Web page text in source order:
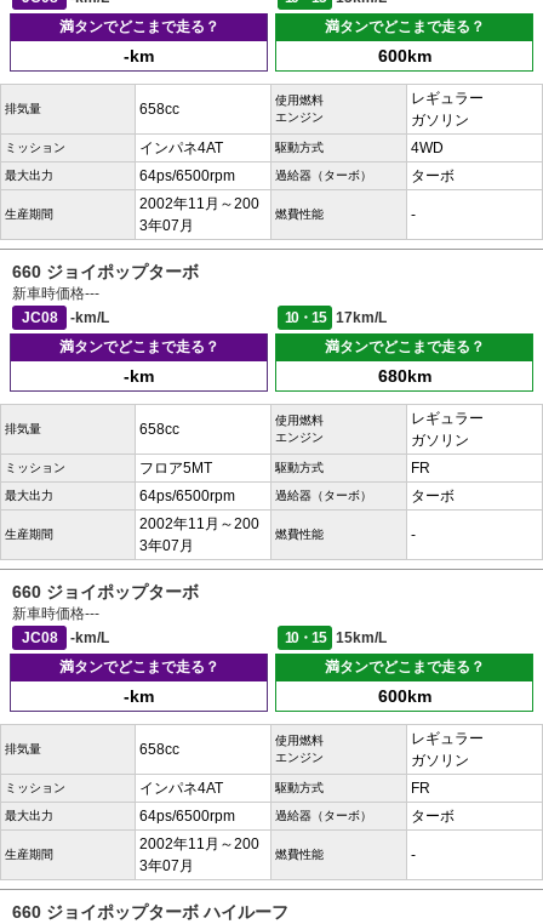
満タンでどこまで走る？
-km
満タンでどこまで走る？
600km
排気量 658cc
使用燃料
エンジン
レギュラー
ガソリン
ミッション インパネ4AT 駆動方式 4WD
最大出力 64ps/6500rpm 過給器（ターボ） ターボ
生産期間
2002年11月～200
3年07月
燃費性能 -
660 ジョイポップターボ
新車時価格---
JC08
-km/L 10・15
17km/L
満タンでどこまで走る？
-km
満タンでどこまで走る？
680km
排気量 658cc
使用燃料
エンジン
レギュラー
ガソリン
ミッション フロア5MT 駆動方式 FR
最大出力 64ps/6500rpm 過給器（ターボ） ターボ
生産期間
2002年11月～200
3年07月
燃費性能 -
660 ジョイポップターボ
新車時価格---
JC08
-km/L 10・15
15km/L
満タンでどこまで走る？
-km
満タンでどこまで走る？
600km
排気量 658cc
使用燃料
エンジン
レギュラー
ガソリン
ミッション インパネ4AT 駆動方式 FR
最大出力 64ps/6500rpm 過給器（ターボ） ターボ
生産期間
2002年11月～200
3年07月
燃費性能 -
660 ジョイポップターボ ハイルーフ